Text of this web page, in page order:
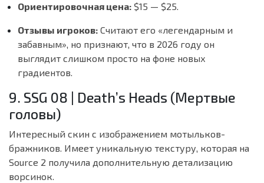
Ориентировочная цена: $15 — $25.
Отзывы игроков: Считают его «легендарным и
забавным», но признают, что в 2026 году он
выглядит слишком просто на фоне новых
градиентов.
9. SSG 08 | Death’s Heads (Мертвые
головы)
Интересный скин с изображением мотыльков-
бражников. Имеет уникальную текстуру, которая на
Source 2 получила дополнительную детализацию
ворсинок.